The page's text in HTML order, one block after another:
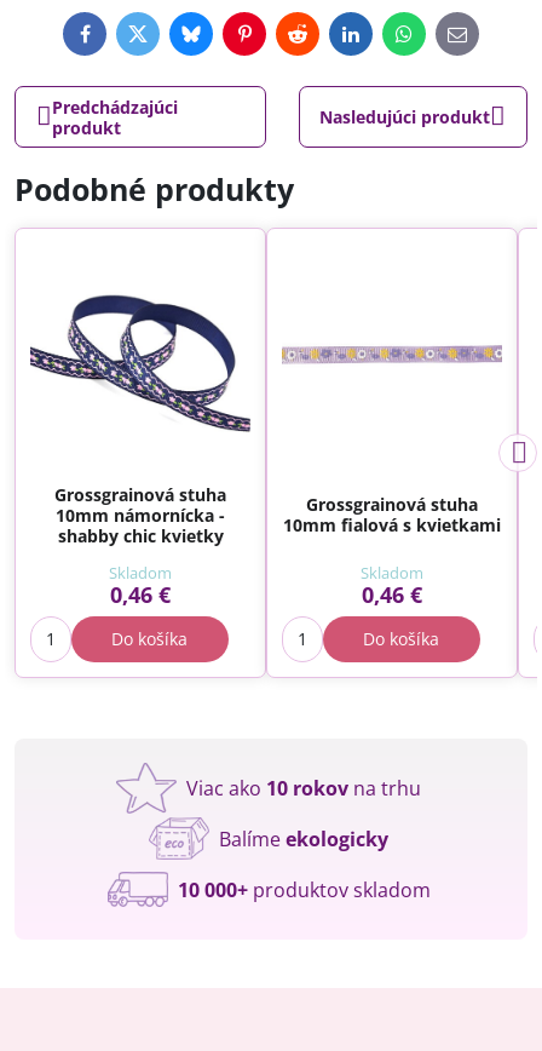
FacebookTwitterBlueskyPinterestRedditLinkedInWhatsApp
E-
mail
Predchádzajúci
produkt
Nasledujúci produkt
Podobné produkty
Grossgrainová stuha
10mm námornícka -
shabby chic kvietky
Skladom
0,46 €
Do košíka
Grossgrainová stuha
10mm fialová s kvietkami
Skladom
0,46 €
Do košíka
Viac ako 10 rokov na trhu
Balímeekologicky
10 000+produktov skladom